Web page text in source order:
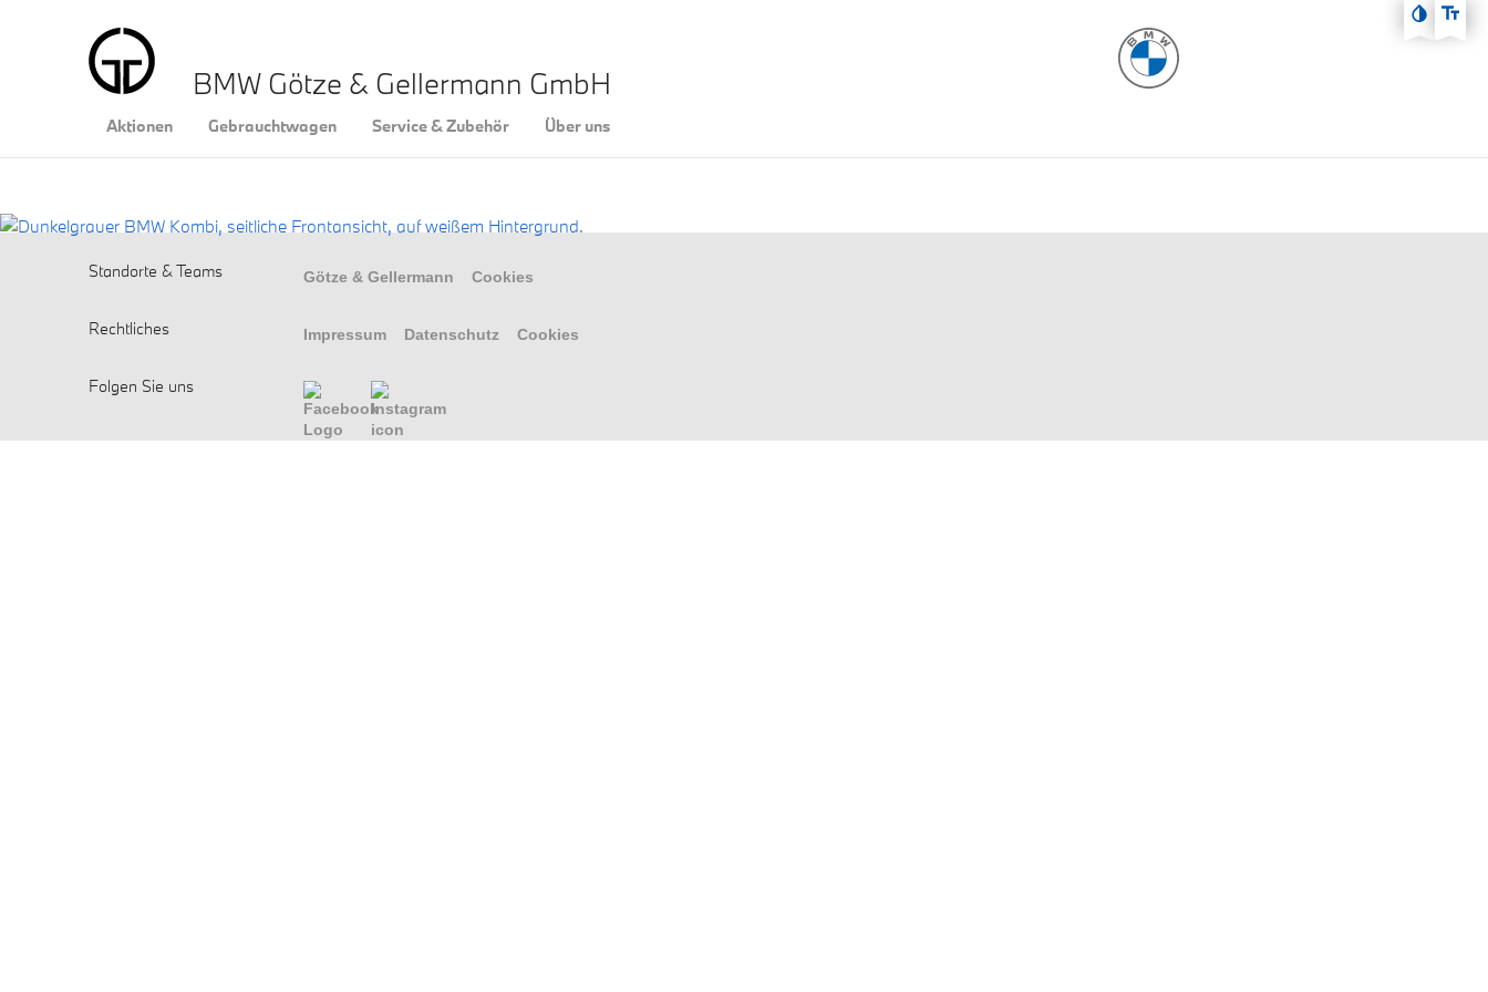
Zum Hauptmenü
BMW Götze & Gellermann GmbH
Aktionen Gebrauchtwagen Service & Zubehör Über uns
Standorte & Teams Götze & Gellermann Cookies
Rechtliches Impressum Datenschutz Cookies
Folgen Sie uns